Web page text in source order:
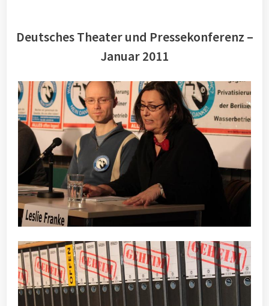
Deutsches Theater und Pressekonferenz –
Januar 2011